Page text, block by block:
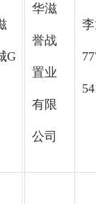
G
华滋
誉战
置业
有限
公司